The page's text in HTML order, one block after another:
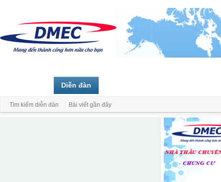
Diễn đàn
Tìm kiếm diễn đàn Bài viết gần đây